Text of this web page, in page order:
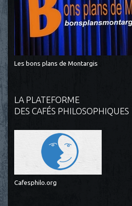
Les bons plans de Montargis
LA PLATEFORME
DES CAFÉS PHILOSOPHIQUES
Cafesphilo.org